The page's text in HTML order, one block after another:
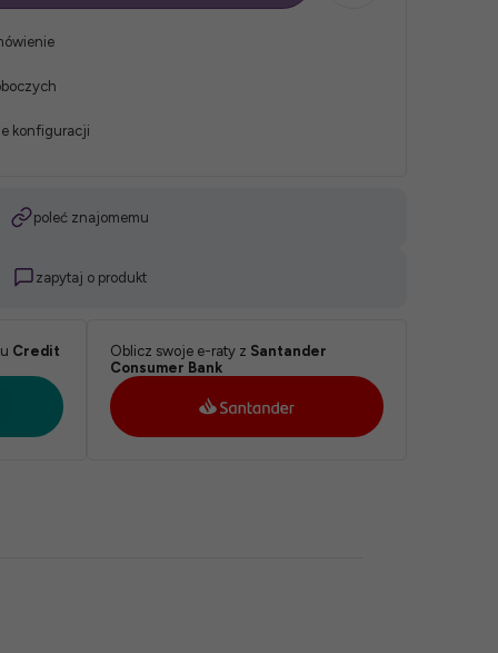
konfiguracji
poleć znajomemu
zapytaj o produkt
Credit
Oblicz swoje e-raty z Santander
Consumer Bank